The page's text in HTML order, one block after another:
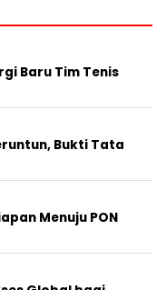
Baru Tim Tenis
Bukti Tata
Menuju PON